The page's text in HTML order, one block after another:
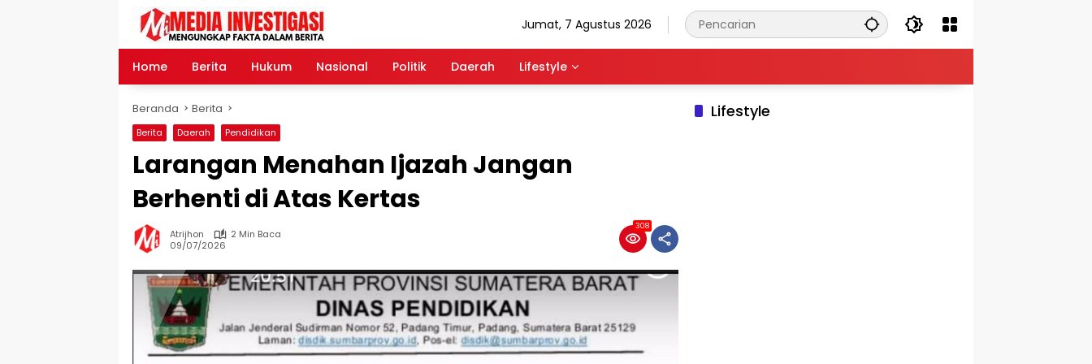
Jumat, 7 Agustus 2026
Home Berita Hukum Nasional Politik Daerah Lifestyle
Beranda Berita
Berita Daerah Pendidikan
Larangan Menahan Ijazah Jangan
Berhenti di Atas Kertas
Atrijhon
2 Min Baca
09/07/2026
308
Lifestyle